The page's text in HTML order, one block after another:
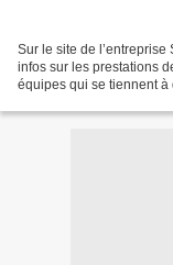
Sur le site de
infos sur les prestations
équipes qui se tiennent